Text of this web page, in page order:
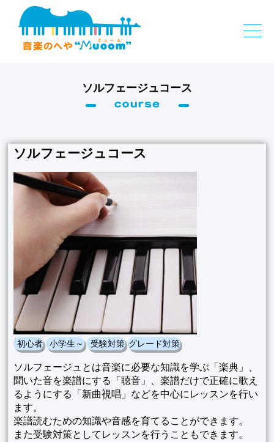
ソルフェージュコース
ソルフェージュコース
初心者 小学生～ 受験対策 グレード対策
ソルフェージュとは音楽に必要な知識を学ぶ「楽典」、
聞いた音を楽譜にする「聴音」、楽譜だけで正確に歌え
るようにする「新曲視唱」などを中心にレッスンを行い
ます。
楽譜読むための知識や音感を育てることができます。
また受験対策としてレッスンを行うこともできます。